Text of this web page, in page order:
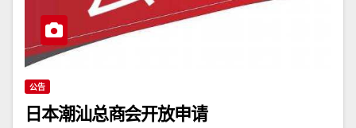
公告
日本潮汕总商会开放申请